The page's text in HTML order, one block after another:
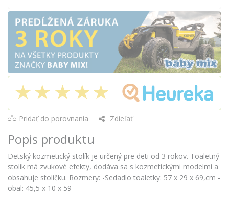
Pridať do porovnania Zdieľať
Popis produktu
Detský kozmetický stolík je určený pre deti od 3 rokov. Toaletný
stolík má zvukové efekty, dodáva sa s kozmetickými modelmi a
obsahuje stoličku. Rozmery: -Sedadlo toaletky: 57 x 29 x 69,cm -
obal: 45,5 x 10 x 59